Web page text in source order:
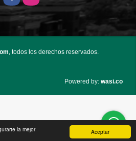
Aceptar
la mejor
, todos los derechos reservados.
Powered by: wasi.co